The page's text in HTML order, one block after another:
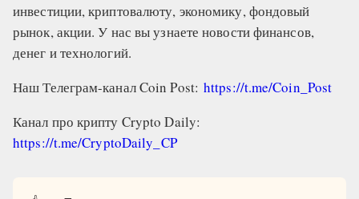
инвестиции, криптовалюту, экономику, фондовый
рынок, акции. У нас вы узнаете новости финансов,
денег и технологий.
Наш Телеграм-канал Coin Post: https://t.me/Coin_Post
Канал про крипту Crypto Daily:
https://t.me/CryptoDaily_CP